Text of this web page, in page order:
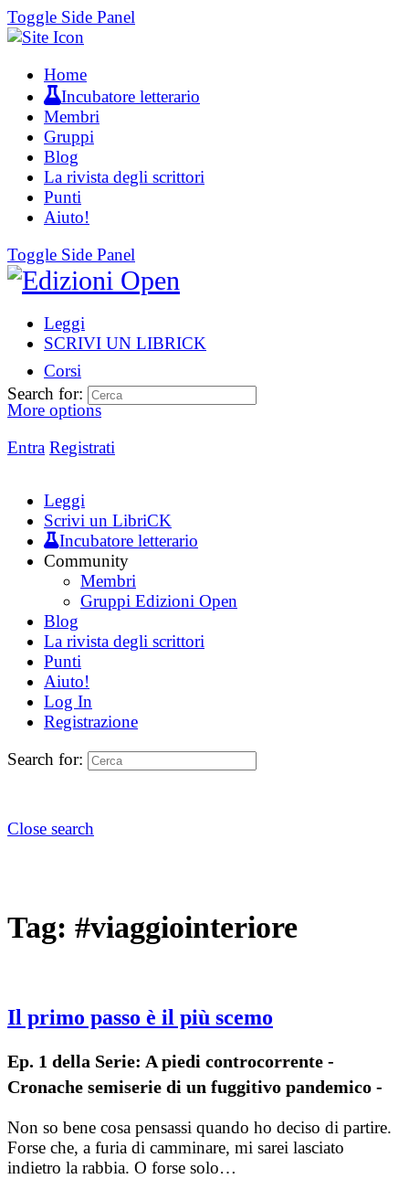
Toggle Side Panel
Home
Incubatore letterario
Membri
Gruppi
Blog
La rivista degli scrittori
Punti
Aiuto!
Toggle Side Panel
Leggi
SCRIVI UN LIBRICK
Corsi
More options
Entra Registrati
Search for:
Leggi
Scrivi un LibriCK
Incubatore letterario
Community
Membri
Gruppi Edizioni Open
Blog
La rivista degli scrittori
Punti
Aiuto!
Log In
Registrazione
Search for:
Close search
Tag: #viaggiointeriore
Il primo passo è il più scemo
Ep. 1 della Serie: A piedi controcorrente -
Cronache semiserie di un fuggitivo pandemico -
Non so bene cosa pensassi quando ho deciso di partire.
Forse che, a furia di camminare, mi sarei lasciato
indietro la rabbia. O forse solo…